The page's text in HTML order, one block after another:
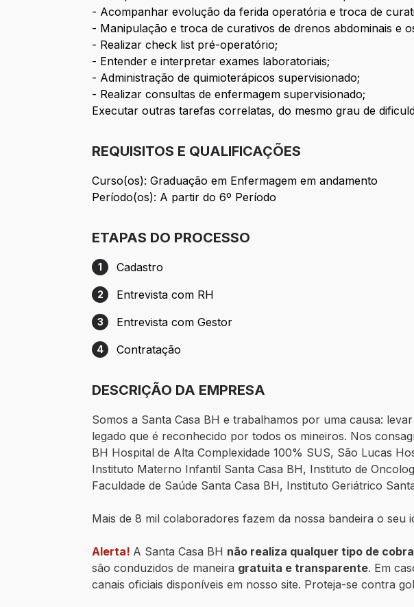
- Acompanhar evolução da ferida operatória e troca de
- Manipulação e troca de curativos de drenos abdominais e
- Realizar check list pré-operatório;
- Entender e interpretar exames laboratoriais;
- Administração de quimioterápicos supervisionado;
- Realizar consultas de enfermagem supervisionado;
Executar outras tarefas correlatas, do mesmo grau de
REQUISITOS E QUALIFICAÇÕES
Curso(os): Graduação em Enfermagem em andamento
Período(os): A partir do 6º Período
ETAPAS DO PROCESSO
Etapa 1: Cadastro
1 Cadastro
Etapa 2: Entrevista com RH
2 Entrevista com RH
Etapa 3: Entrevista com Gestor
3 Entrevista com Gestor
Etapa 4: Contratação
4 Contratação
DESCRIÇÃO DA EMPRESA
Somos a Santa Casa BH e trabalhamos por uma causa:
legado que é reconhecido por todos os mineiros. Nos
BH Hospital de Alta Complexidade 100% SUS, São Lucas
Instituto Materno Infantil Santa Casa BH, Instituto de
Faculdade de Saúde Santa Casa BH, Instituto Geriátrico
Mais de 8 mil colaboradores fazem da nossa bandeira o seu
Alerta! A Santa Casa BH não realiza qualquer tipo de
são conduzidos de maneira gratuita e transparente. Em
canais oficiais disponíveis em nosso site. Proteja-se contra